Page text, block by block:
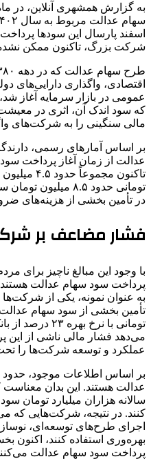
به گزارش همشهری آنلاین، در
اسفند پارسال این سودها
شرکت بزرگ، تاکنون ممکن
اقتصادی، واگذاری دارایی‌های
عمومی در بازار سرمایه آغاز
که سود اندک آن، اثری در معیشت
مالی سنگینی را به شرکت‌های
تاکنون
تومانی حدود ۸.۵
در تأمین بخشی از هزینه‌های
فشار مضاعف بر
با وجود این مبالغ ناچیز برای
پرداخت سود سهام عدالت هستند
به عنوان نمونه، یکی از شرکت‌ها
تومانی با نرخ
می‌دهد فشار مالی ناشی از این
عملکرد و توسعه شرکت‌ها را
عدالت هستند. این بدان
سالانه هزاران میلیارد تومان
کنند. در نتیجه، شرکت‌هایی که
اجرای طرح‌های توسعه‌ای،
بهره‌وری استفاده کنند، اکنون
پرداخت سود سهام عدالت